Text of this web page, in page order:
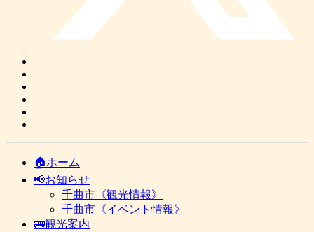
🏠ホーム
📢お知らせ
千曲市《観光情報》
千曲市《イベント情報》
🚌観光案内